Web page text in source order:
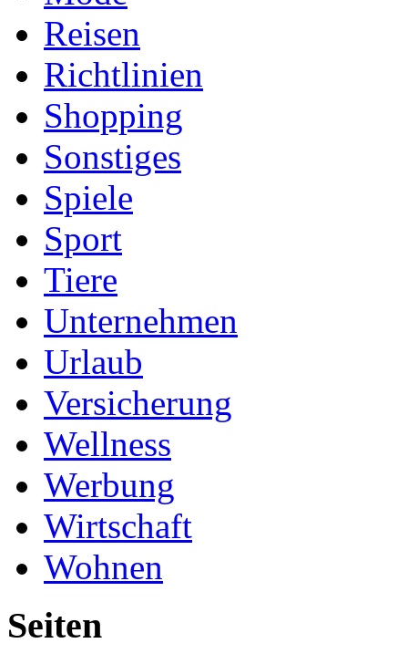
Reisen
Richtlinien
Shopping
Sonstiges
Spiele
Sport
Tiere
Unternehmen
Urlaub
Versicherung
Wellness
Werbung
Wirtschaft
Wohnen
Seiten